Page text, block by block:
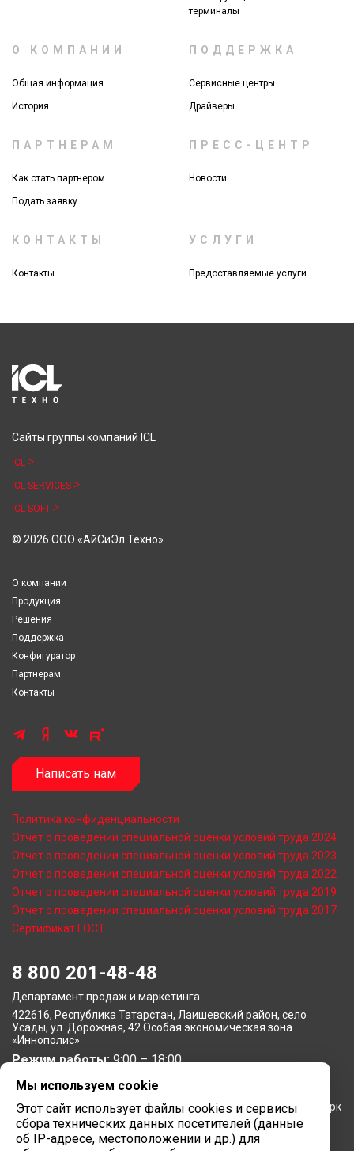
терминалы
О КОМПАНИИ
Общая информация
История
ПОДДЕРЖКА
Сервисные центры
Драйверы
ПАРТНЕРАМ
Как стать партнером
Подать заявку
ПРЕСС-ЦЕНТР
Новости
КОНТАКТЫ
Контакты
УСЛУГИ
Предоставляемые услуги
Сайты группы компаний ICL
ICL
ICL-SERVICES
ICL-SOFT
© 2026 ООО «АйСиЭл Техно»
О компании
Продукция
Решения
Поддержка
Конфигуратор
Партнерам
Контакты
Написать нам
Политика конфиденциальности
Отчет о проведении специальной оценки условий труда 2024
Отчет о проведении специальной оценки условий труда 2023
Отчет о проведении специальной оценки условий труда 2022
Отчет о проведении специальной оценки условий труда 2019
Отчет о проведении специальной оценки условий труда 2017
Сертификат ГОСТ
8 800 201-48-48
Департамент продаж и маркетинга
422616, Республика Татарстан, Лаишевский район, село
Усады, ул. Дорожная, 42 Особая экономическая зона
«Иннополис»
Режим работы:9:00 – 18:00
Московское представительство
105064, г. Москва, Нижний Сусальный переулок, 5, бизнес-парк
«Арма»
Режим работы:9:00 – 18:00
Мы используем cookie
Этот сайт использует файлы cookies и сервисы
сбора технических данных посетителей (данные
об IP-адресе, местоположении и др.) для